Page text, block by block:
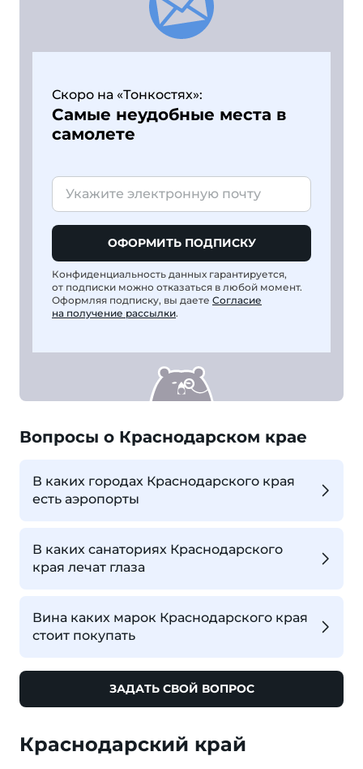
Скоро на «Тонкостях»:
Самые неудобные места в
самолете
ОФОРМИТЬ ПОДПИСКУ
Конфиденциальность данных гарантируется,
от подписки можно отказаться в любой момент.
Оформляя подписку, вы даете Согласие
на получение рассылки.
Вопросы о Краснодарском крае
В каких городах Краснодарского края
есть аэропорты
В каких санаториях Краснодарского
края лечат глаза
Вина каких марок Краснодарского края
стоит покупать
ЗАДАТЬ СВОЙ ВОПРОС